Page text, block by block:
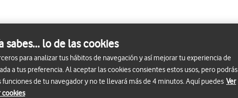
sabes... lo de las cookies
para analizar tus hábitos de navegación y así mejorar tu experiencia de
a tus preferencia. Al aceptar las cookies consientes estos usos, pero podrás
de tu navegador y no te llevará más de 4 minutos. Aquí puedes Ver
cookies